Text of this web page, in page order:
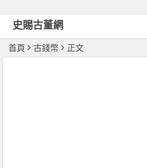
史賜古董網
首頁 古錢幣 正文